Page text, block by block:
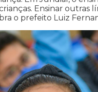
Ensinar
o prefeito Luiz